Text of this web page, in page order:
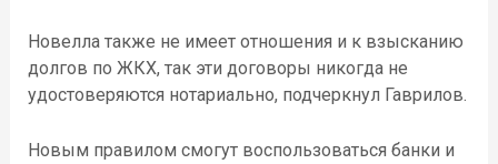
Новелла также не имеет отношения и к взысканию
долгов по ЖКХ, так эти договоры никогда не
удостоверяются нотариально, подчеркнул Гаврилов.
Новым правилом смогут воспользоваться банки и